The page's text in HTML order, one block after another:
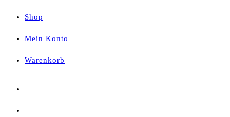
Shop
Mein Konto
Warenkorb